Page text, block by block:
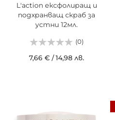
L'action ексфолиращ и
подхранващ скраб за
устни 12мл.
(0)
7,66 € /14,98 лв.